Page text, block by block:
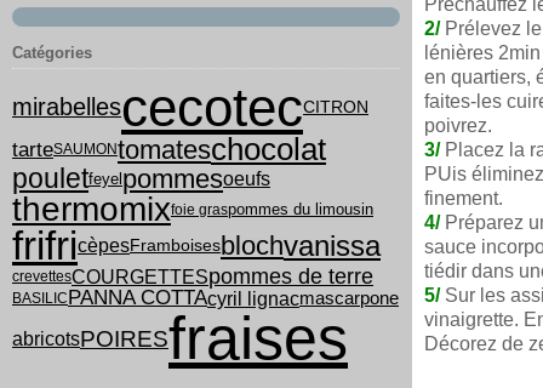
Catégories
mirabellescecotecCITRON
tarteSAUMONtomateschocolat
pouletfeyelpommesoeufs
thermomixfoie graspommes du limousin
frifricèpesFramboisesblochvanissa
crevettesCOURGETTESpommes de terre
BASILICPANNA COTTAcyril lignacmascarpone
abricotsPOIRESfraises
Préchauffez
2/ Prélevez
lénières
en quartiers,
faites-les
poivrez.
3/ Placez la
PUis
finement.
4/ Préparez
sauce
tiédir dans
5/ Sur les
vinaigrette.
Décorez de